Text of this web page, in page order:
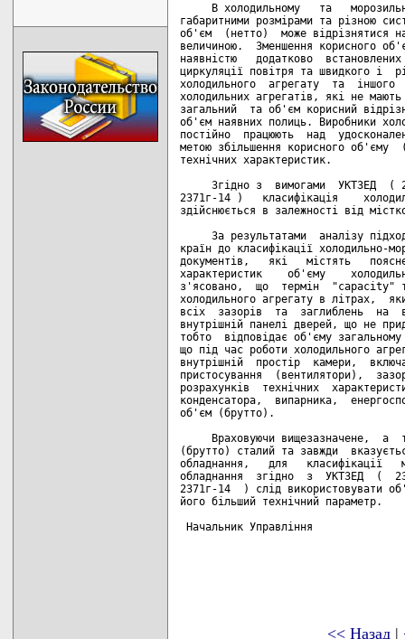
В холодильному   та
габаритними розмірами та різною
об'єм  (нетто)  може відрізнятися
величиною.  Зменшення корисного
наявністю   додатково
циркуляції повітря та швидкого і
холодильного  агрегату  та
холодильних агрегатів, які не
загальний  та об'єм корисний
об'єм наявних полиць. Виробники
постійно  працюють  над
метою збільшення корисного об'єму
технічних характеристик.
Згідно з  вимогами  УКТЗЕД  (
2371г-14 )   класифікація
здійснюється в залежності від
За результатами  аналізу
країн до класифікації холодильно-
документів,   які   містять
характеристик    об'єму
з'ясовано,  що  термін  "capacity"
холодильного агрегату в літрах,
всіх  зазорів  та  заглиблень  на
внутрішній панелі дверей, що не
тобто  відповідає об'єму
що під час роботи холодильного
внутрішній  простір  камери,
пристосування  (вентилятори),
розрахунків  технічних
конденсатора,  випарника,
об'єм (брутто).
Враховуючи вищезазначене,  а
(брутто) сталий та завжди
обладнання,   для   класифікації
обладнання  згідно  з  УКТЗЕД  (
2371г-14  ) слід використовувати
його більший технічний параметр.
Начальник Управління
<< Назад |